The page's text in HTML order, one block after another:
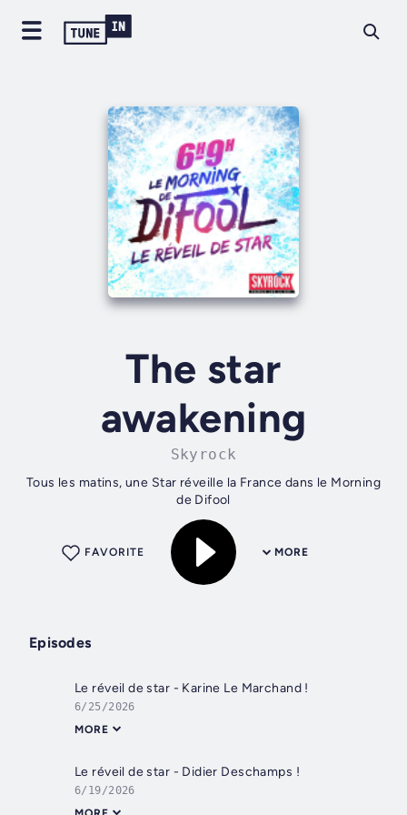
The star
awakening
Skyrock
Tous les matins, une Star réveille la France dans le Morning
de Difool
MORE
FAVORITE
Episodes
Le réveil de star - Karine Le Marchand !
6/25/2026
MORE
Le réveil de star - Didier Deschamps !
6/19/2026